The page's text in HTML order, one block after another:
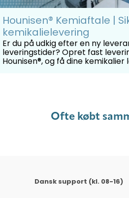
Hounisen® Kemiaftale |
kemikalielevering
Er du på udkig efter en ny
leveringstider? Opret fast
Hounisen®, og få dine
Ofte købt
Dansk support (kl. 08-16)